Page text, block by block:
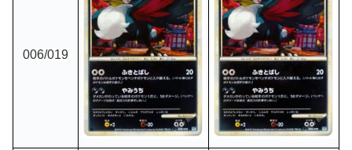
006/019